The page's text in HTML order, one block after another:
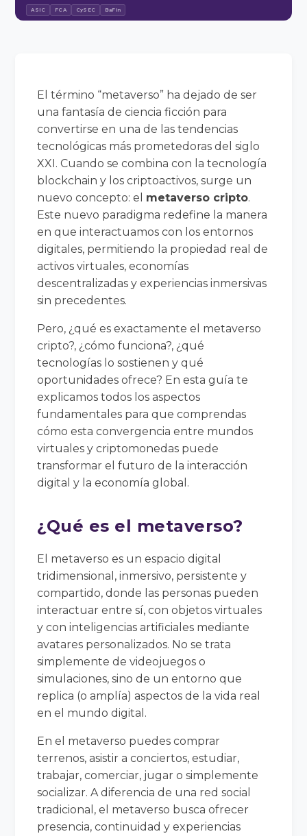
ASIC FCA CySEC BaFin
El término “metaverso” ha dejado de ser
una fantasía de ciencia ficción para
convertirse en una de las tendencias
tecnológicas más prometedoras del siglo
XXI. Cuando se combina con la tecnología
blockchain y los criptoactivos, surge un
nuevo concepto: el metaverso cripto.
Este nuevo paradigma redefine la manera
en que interactuamos con los entornos
digitales, permitiendo la propiedad real de
activos virtuales, economías
descentralizadas y experiencias inmersivas
sin precedentes.
Pero, ¿qué es exactamente el metaverso
cripto?, ¿cómo funciona?, ¿qué
tecnologías lo sostienen y qué
oportunidades ofrece? En esta guía te
explicamos todos los aspectos
fundamentales para que comprendas
cómo esta convergencia entre mundos
virtuales y criptomonedas puede
transformar el futuro de la interacción
digital y la economía global.
¿Qué es el metaverso?
El metaverso es un espacio digital
tridimensional, inmersivo, persistente y
compartido, donde las personas pueden
interactuar entre sí, con objetos virtuales
y con inteligencias artificiales mediante
avatares personalizados. No se trata
simplemente de videojuegos o
simulaciones, sino de un entorno que
replica (o amplía) aspectos de la vida real
en el mundo digital.
En el metaverso puedes comprar
terrenos, asistir a conciertos, estudiar,
trabajar, comerciar, jugar o simplemente
socializar. A diferencia de una red social
tradicional, el metaverso busca ofrecer
presencia, continuidad y experiencias